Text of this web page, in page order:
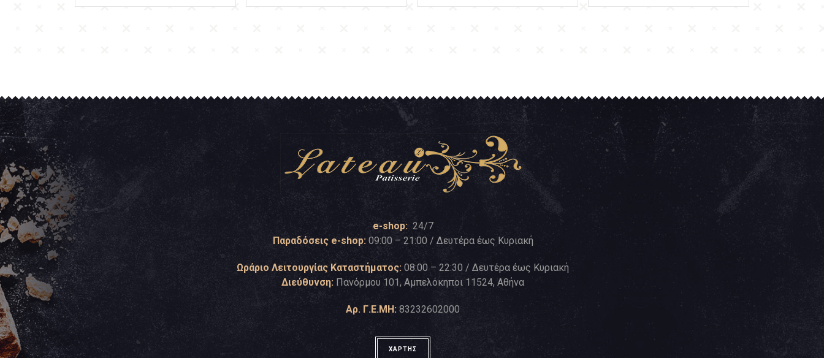
e-shop: 24/7
Παραδόσεις e-shop: 09:00 – 21:00 / Δευτέρα έως Κυριακή
Ωράριο Λειτουργίας Καταστήματος: 08:00 – 22:30 / Δευτέρα έως Κυριακή
Διεύθυνση: Πανόρμου 101, Αμπελόκηποι 11524, Αθήνα
Αρ. Γ.Ε.ΜΗ: 83232602000
ΧΑΡΤΗΣ